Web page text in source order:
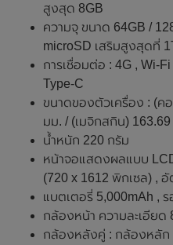
สูงสุด 8GB
ความจุ ขนาด 64GB /
microSD เสริมสูงสุดที่
การเชื่อมต่อ : 4G , Wi-
Type-C
ขนาดของตัวเครื่อง : (ค
มม. / (เมจิกสกิน)
น้ำหนัก 220 กรัม
หน้าจอแสดงผลแบบ
(720 x 1612 พิกเซล) , อั
แบตเตอรี่ 5,000mAh , ร
กล้องหน้า ความละเอียด
กล้องหลังคู่ : กล้องหลัก